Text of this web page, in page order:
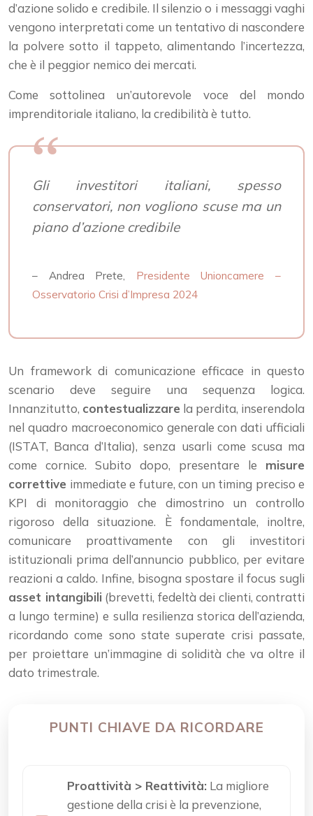
d’azione solido e credibile. Il silenzio o i messaggi vaghi
vengono interpretati come un tentativo di nascondere
la polvere sotto il tappeto, alimentando l’incertezza,
che è il peggior nemico dei mercati.
Come sottolinea un’autorevole voce del mondo
imprenditoriale italiano, la credibilità è tutto.
Gli investitori italiani, spesso
conservatori, non vogliono scuse ma un
piano d’azione credibile
– Andrea Prete, Presidente Unioncamere –
Osservatorio Crisi d’Impresa 2024
Un framework di comunicazione efficace in questo
scenario deve seguire una sequenza logica.
Innanzitutto, contestualizzare la perdita, inserendola
nel quadro macroeconomico generale con dati ufficiali
(ISTAT, Banca d’Italia), senza usarli come scusa ma
come cornice. Subito dopo, presentare le misure
correttive immediate e future, con un timing preciso e
KPI di monitoraggio che dimostrino un controllo
rigoroso della situazione. È fondamentale, inoltre,
comunicare proattivamente con gli investitori
istituzionali prima dell’annuncio pubblico, per evitare
reazioni a caldo. Infine, bisogna spostare il focus sugli
asset intangibili (brevetti, fedeltà dei clienti, contratti
a lungo termine) e sulla resilienza storica dell’azienda,
ricordando come sono state superate crisi passate,
per proiettare un’immagine di solidità che va oltre il
dato trimestrale.
PUNTI CHIAVE DA RICORDARE
Proattività > Reattività: La migliore
gestione della crisi è la prevenzione,